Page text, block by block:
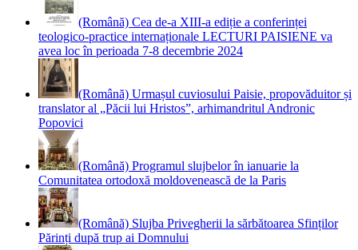
(Română) Cea de-a XIII-a ediție a conferinței
teologico-practice internaționale LECTURI PAISIENE va
avea loc în perioada 7-8 decembrie 2024
(Română) Urmașul cuviosului Paisie, propovăduitor și
translator al „Păcii lui Hristos”, arhimandritul Andronic
Popovici
(Română) Programul slujbelor în ianuarie la
Comunitatea ortodoxă moldovenească de la Paris
(Română) Slujba Privegherii la sărbătoarea Sfinților
Părinți după trup ai Domnului